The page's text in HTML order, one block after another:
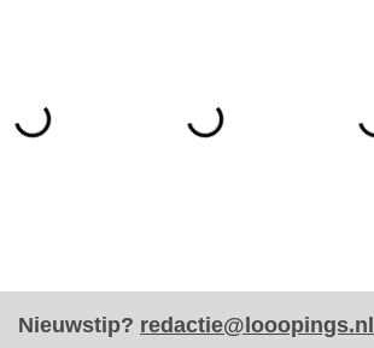
Nieuwstip? redactie@looopings.nl